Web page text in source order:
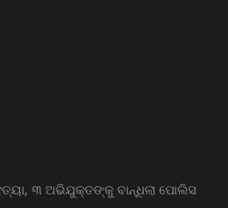
୩ ଅଭିଯୁକ୍ତଙ୍କୁ ବାନ୍ଧିଲା ପୋଲିସ